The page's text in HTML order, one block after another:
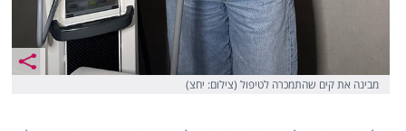
מבינה את קים שהתמכרה לטיפול (צילום: יחצ)